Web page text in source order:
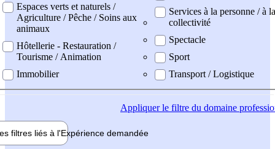
Espaces verts et naturels /
Agriculture / Pêche / Soins aux
animaux
Hôtellerie - Restauration /
Tourisme / Animation
Immobilier
Services à la personne / à la
collectivité
Spectacle
Sport
Transport / Logistique
Appliquerle filtre du domaine
filtres liés à l'Expérience demandée